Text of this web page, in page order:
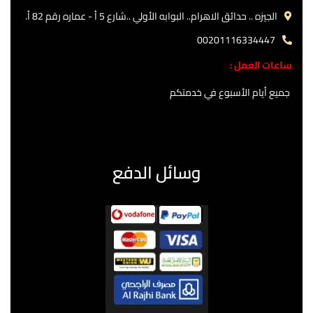
الجيزه .. حدائق الاهرام.. البوابه الأولي ..شارع 5 أ - عماره رقم 82 أ.
00201116334447
ساعات العمل :
جميع أيام الأسبوع في خدمتكم
وسائل الدفع